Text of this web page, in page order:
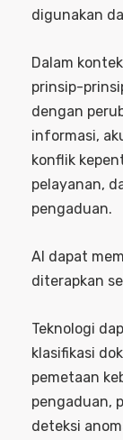
digunakan
Dalam
prinsip-
dengan
informasi,
konflik
pelayanan,
pengaduan.
AI dapat
diterapkan
Teknologi
klasifikasi
pemetaan
pengaduan,
deteksi